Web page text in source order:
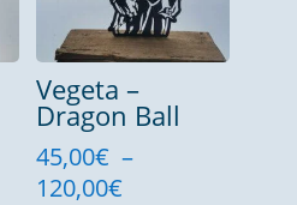
Vegeta –
Dragon Ball
45,00€ –
120,00€Plage